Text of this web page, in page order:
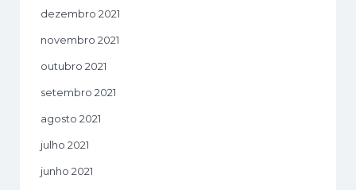
dezembro 2021
novembro 2021
outubro 2021
setembro 2021
agosto 2021
julho 2021
junho 2021